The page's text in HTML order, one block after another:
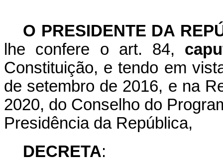
O PRESIDENTE DA
lhe confere o art. 84,
Constituição, e tendo em
de setembro de 2016, e na
2020, do Conselho do
Presidência da República,
DECRETA: